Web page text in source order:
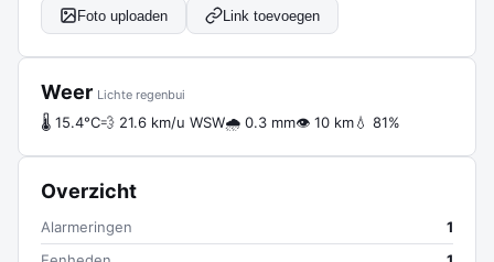
Foto uploaden Link toevoegen
Weer Lichte regenbui
🌡 15.4°C💨 21.6 km/u WSW🌧 0.3 mm👁 10 km💧 81%
Overzicht
Alarmeringen
1